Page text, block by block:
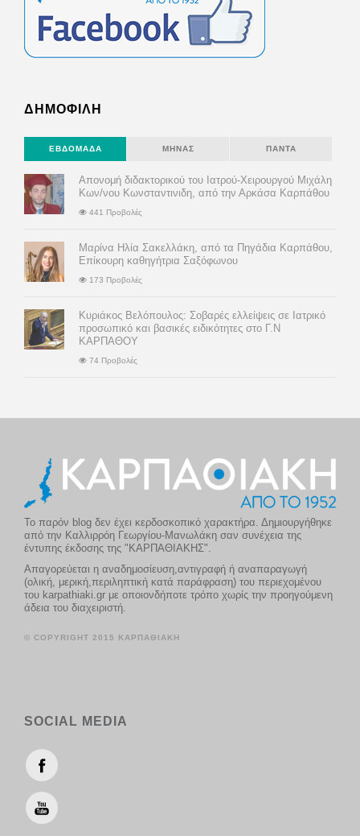
ΔΗΜΟΦΙΛΗ
ΕΒΔΟΜΆΔΑ ΜΉΝΑΣ ΠΆΝΤΑ
Απονομή διδακτορικού του Ιατρού-Χειρουργού Μιχάλη
Κων/νου Κωνσταντινιδη, από την Αρκάσα Καρπάθου
441 Προβολές
Μαρίνα Ηλία Σακελλάκη, από τα Πηγάδια Καρπάθου,
Επίκουρη καθηγήτρια Σαξόφωνου
173 Προβολές
Κυριάκος Βελόπουλος: Σοβαρές ελλείψεις σε Ιατρικό
προσωπικό και βασικές ειδικότητες στο Γ.Ν
ΚΑΡΠΑΘΟΥ
74 Προβολές
Το παρόν blog δεν έχει κερδοσκοπικό χαρακτήρα. Δημιουργήθηκε
από την Καλλιρρόη Γεωργίου-Μανωλάκη σαν συνέχεια της
έντυπης έκδοσης της "ΚΑΡΠΑΘΙΑΚΗΣ".
Απαγορεύεται η αναδημοσίευση,αντιγραφή ή αναπαραγωγή
(ολική, μερική,περιληπτική κατά παράφραση) του περιεχομένου
του karpathiaki.gr με οποιονδήποτε τρόπο χωρίς την προηγούμενη
άδεια του διαχειριστή.
© COPYRIGHT 2015 ΚΑΡΠΑΘΙΑΚΗ
SOCIAL MEDIA